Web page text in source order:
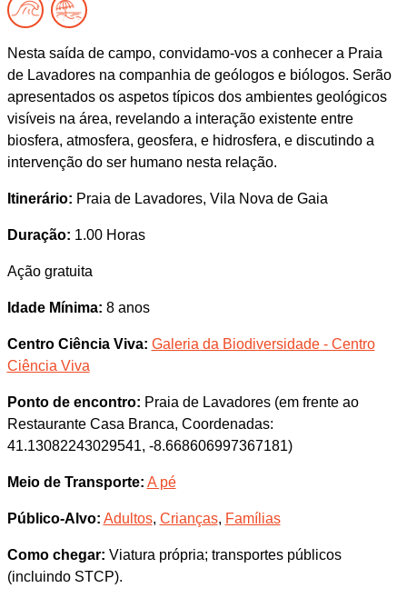
Nesta saída de campo, convidamo-vos a conhecer a Praia
de Lavadores na companhia de geólogos e biólogos. Serão
apresentados os aspetos típicos dos ambientes geológicos
visíveis na área, revelando a interação existente entre
biosfera, atmosfera, geosfera, e hidrosfera, e discutindo a
intervenção do ser humano nesta relação.
Itinerário: Praia de Lavadores, Vila Nova de Gaia
Duração: 1.00 Horas
Ação gratuita
Idade Mínima: 8 anos
Centro Ciência Viva: Galeria da Biodiversidade - Centro
Ciência Viva
Ponto de encontro: Praia de Lavadores (em frente ao
Restaurante Casa Branca, Coordenadas:
41.13082243029541, -8.668606997367181)
Meio de Transporte: A pé
Público-Alvo: Adultos, Crianças, Famílias
Como chegar: Viatura própria; transportes públicos
(incluindo STCP).